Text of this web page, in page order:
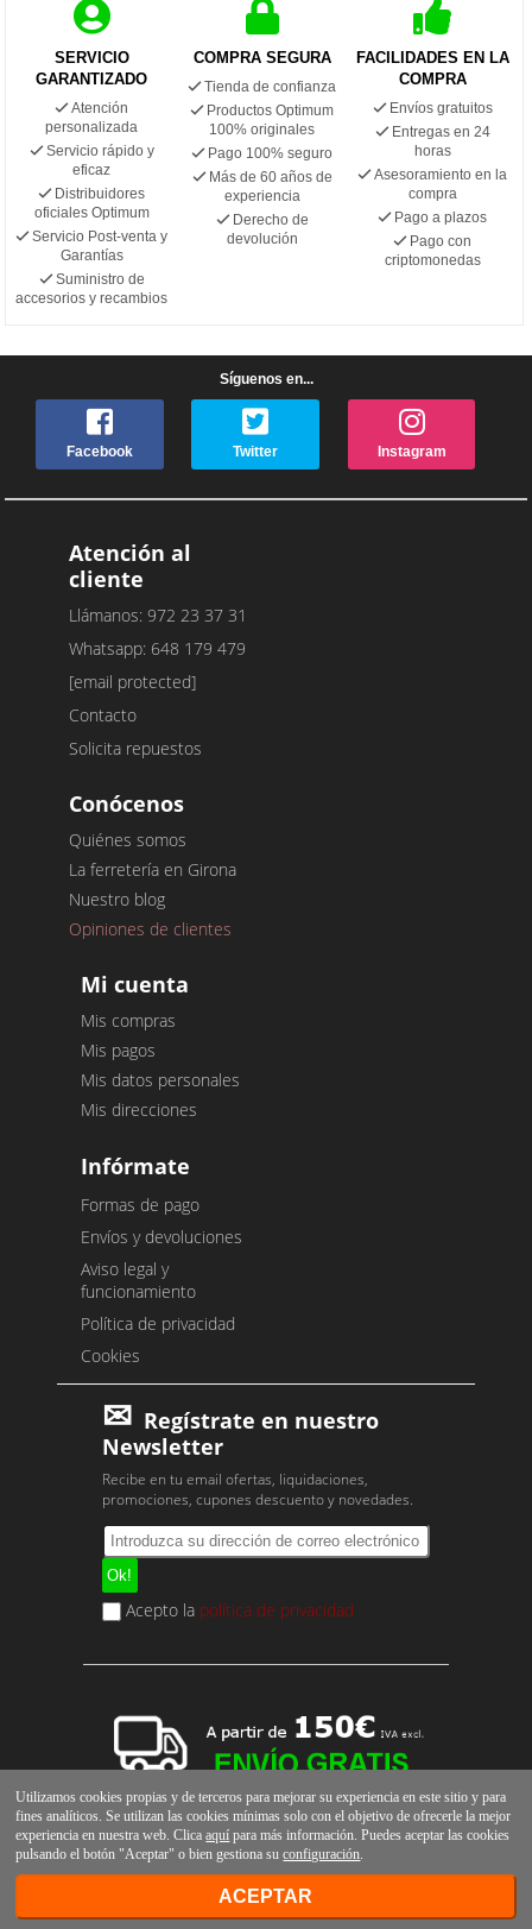
SERVICIO
GARANTIZADO
Atención
personalizada
Servicio rápido y
eficaz
Distribuidores
oficiales Optimum
Servicio Post-venta y
Garantías
Suministro de
accesorios y recambios
COMPRA SEGURA
Tienda de confianza
Productos Optimum
100% originales
Pago 100% seguro
Más de 60 años de
experiencia
Derecho de
devolución
FACILIDADES EN LA
COMPRA
Envíos gratuitos
Entregas en 24
horas
Asesoramiento en la
compra
Pago a plazos
Pago con
criptomonedas
Síguenos en...
Facebook Twitter Instagram
Atención al
cliente
Llámanos: 972 23 37 31
Whatsapp: 648 179 479
[email protected]
Contacto
Solicita repuestos
Conócenos
Quiénes somos
La ferretería en Girona
Nuestro blog
Opiniones de clientes
Mi cuenta
Mis compras
Mis pagos
Mis datos personales
Mis direcciones
Infórmate
Formas de pago
Envíos y devoluciones
Aviso legal y
funcionamiento
Política de privacidad
Cookies
Regístrate en nuestro
Newsletter
Recibe en tu email ofertas, liquidaciones,
promociones, cupones descuento y novedades.
Acepto la política de privacidad
Utilizamos cookies propias y de terceros para mejorar su experiencia en este sitio y para
fines analíticos. Se utilizan las cookies mínimas solo con el objetivo de ofrecerle la mejor
experiencia en nuestra web. Clicaaquí para más información. Puedes aceptar las cookies
pulsando el botón "Aceptar" o bien gestiona suconfiguración.
ACEPTAR